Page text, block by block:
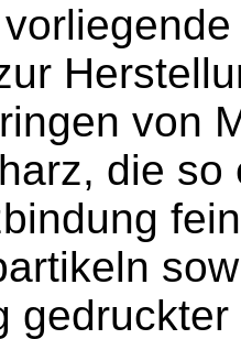
von
die